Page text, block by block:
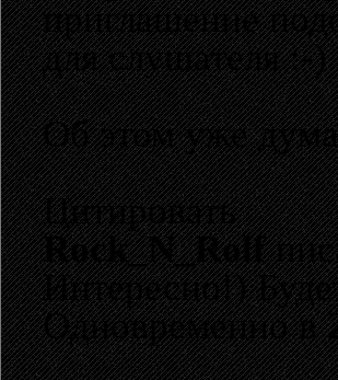
приглашение
для слушателя :-)
Об этом уже
Цитировать
Rock_N_Rolf
Интересно!)
Одновременно в